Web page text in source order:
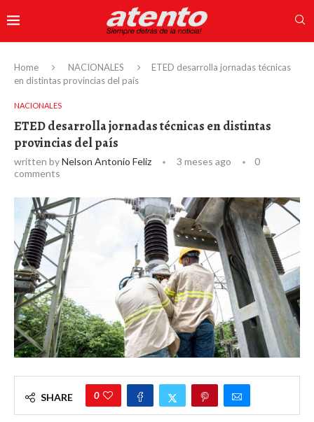
Home NACIONALES
ETED desarrolla jornadas técnicas
en distintas provincias del país
NACIONALES
ETED desarrolla jornadas técnicas en distintas
provincias del país
written byNelson Antonio Feliz 3 meses ago
0
comments
SHARE 0